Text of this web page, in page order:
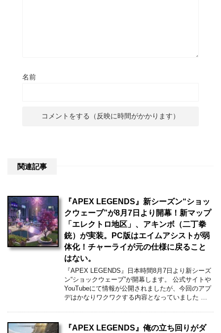
名前
関連記事
『APEX LEGENDS』新シーズン“ショッ
クウェーブ”が8月7日より開幕！新マップ
「エレクトロ地区」、アキンボ（二丁拳
銃）が実装。PC版はエイムアシストが弱
体化！チャーライが元の仕様に戻ること
はない。
『APEX LEGENDS』日本時間8月7日より新シーズ
ン“ショックウェーブ”が開幕します。 公式サイトや
YouTubeにて情報が公開されましたが、今回のアプ
デはかなりワクワクする内容となっていました …
『APEX LEGENDS』俺の立ち回りがダ